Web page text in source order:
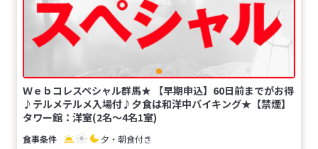
Ｗｅｂコレスペシャル群馬★ 【早期申込】60日前までがお得
♪テルメテルメ入場付♪夕食は和洋中バイキング★【禁煙】
タワー館：洋室(2名～4名1室)
夕・朝食付き